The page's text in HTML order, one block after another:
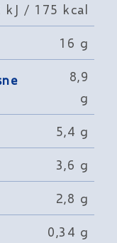
kJ / 175 kcal
16 g
8,9
g
5,4 g
3,6 g
2,8 g
0,34 g